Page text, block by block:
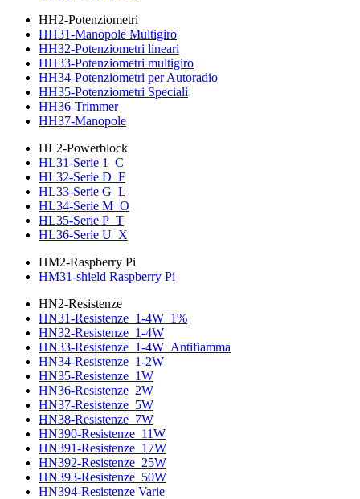
HH2-Potenziometri
HH31-Manopole Multigiro
HH32-Potenziometri lineari
HH33-Potenziometri multigiro
HH34-Potenziometri per Autoradio
HH35-Potenziometri Speciali
HH36-Trimmer
HH37-Manopole
HL2-Powerblock
HL31-Serie 1_C
HL32-Serie D_F
HL33-Serie G_L
HL34-Serie M_O
HL35-Serie P_T
HL36-Serie U_X
HM2-Raspberry Pi
HM31-shield Raspberry Pi
HN2-Resistenze
HN31-Resistenze_1-4W_1%
HN32-Resistenze_1-4W
HN33-Resistenze_1-4W_Antifiamma
HN34-Resistenze_1-2W
HN35-Resistenze_1W
HN36-Resistenze_2W
HN37-Resistenze_5W
HN38-Resistenze_7W
HN390-Resistenze_11W
HN391-Resistenze_17W
HN392-Resistenze_25W
HN393-Resistenze_50W
HN394-Resistenze Varie